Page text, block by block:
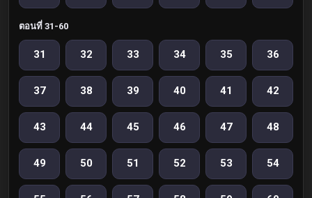
ตอนที่ 31-60
31 32 33 34 35 36
37 38 39 40 41 42
43 44 45 46 47 48
49 50 51 52 53 54